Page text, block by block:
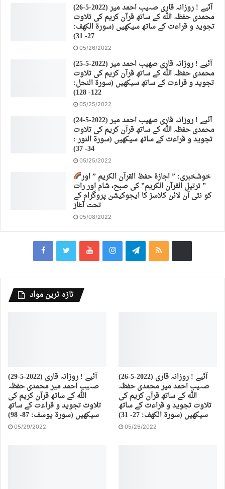
(26-5-2022) آئیے ! روزانہ قاری صہیب احمد میر
محمدی حفظہ اللہ کے ساتھ قرآن کریم کی تلاوت
تجوید و قراءت کے ساتھ سیکھیں (سورة الكهف:
27- 31)
05/26/2022
(25-5-2022) آئیے ! روزانہ قاری صهیب احمد میر
محمدی حفظہ اللہ کے ساتھ قرآن کریم کی تلاوت
تجوید و قراءت کے ساتھ سیکھیں (سورة النحل:
122- 128)
05/25/2022
(24-5-2022) آئیے ! روزانہ قاری صهیب احمد میر
محمدی حفظہ اللہ کے ساتھ قرآن کریم کی تلاوت
تجوید و قراءت کے ساتھ سیکھیں (سورة النور :
34- 37)
05/25/2022
خوشخبری: ” اجازة حفظ القرآن الكريم ” اور
” ترتیل القرآن الكريم” کی صبح، شام اور رات
کو نئی آن لائن کلاسز کا ایجوکیشن پروگرام کے
تحت آغاز
05/08/2022
تازہ ترین مواد
(29-5-2022) آئیے ! روزانہ قاری
صہیب احمد میر محمدی حفظہ
اللہ کے ساتھ قرآن کریم کی
تلاوت تجوید و قراءت کے ساتھ
سیکھیں (سورة يوسف: 87- 98)
05/29/2022
(26-5-2022) آئیے ! روزانہ قاری
صہیب احمد میر محمدی حفظہ
اللہ کے ساتھ قرآن کریم کی
تلاوت تجوید و قراءت کے ساتھ
سیکھیں (سورة الكهف: 27- 31)
05/26/2022